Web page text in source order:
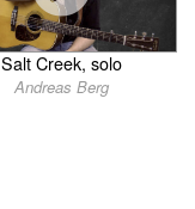
Salt Creek, solo
Andreas Berg